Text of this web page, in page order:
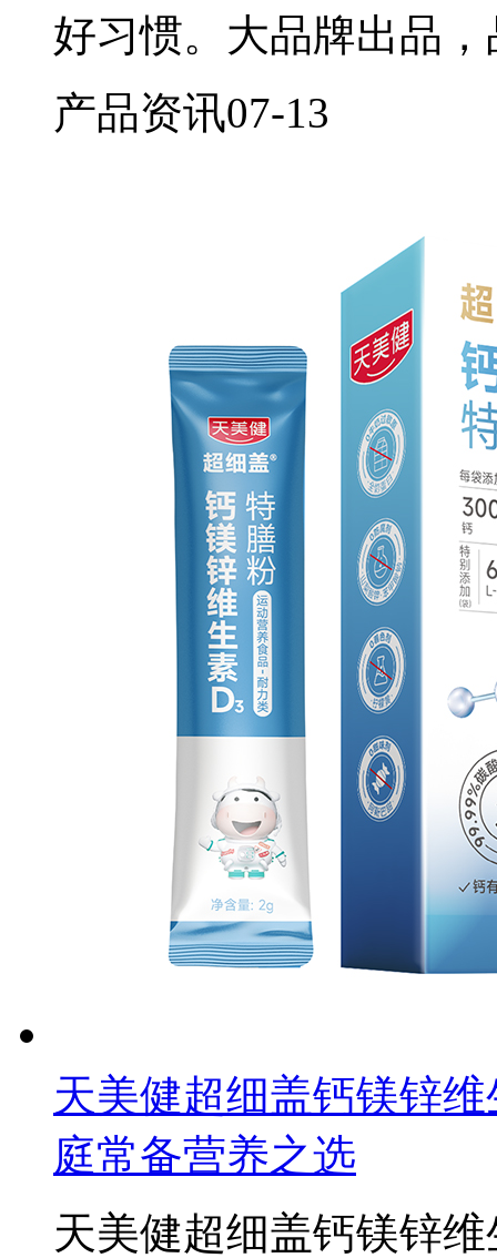
好习惯。大品牌出品
产品资讯07-13
天美健超细盖钙镁锌
庭常备营养之选
天美健超细盖钙镁锌